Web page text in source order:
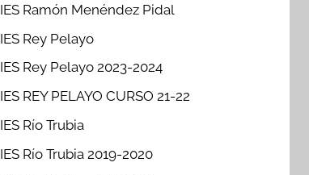
IES Ramón Menéndez Pidal
IES Rey Pelayo
IES Rey Pelayo 2023-2024
IES REY PELAYO CURSO 21-22
IES Río Trubia
IES Río Trubia 2019-2020